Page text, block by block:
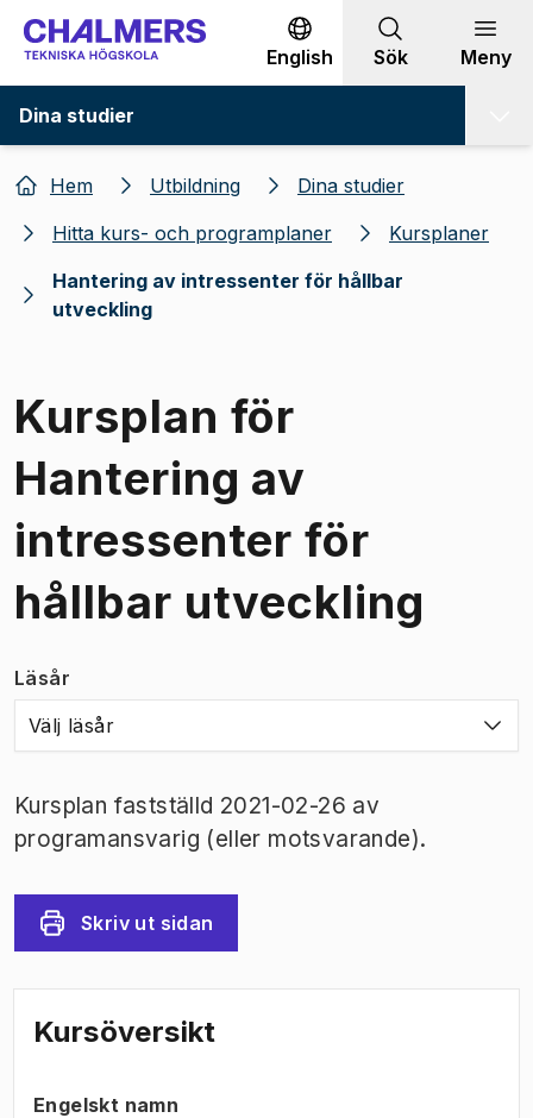
Gå till innehållet
English Sök Meny
Dina studier
Hem Utbildning
Dina studier
Hitta kurs- och programplaner
Kursplaner
Hantering av intressenter för hållbar
utveckling
Kursplan för
Hantering av
intressenter för
hållbar utveckling
Läsår
Välj läsår
Kursplan fastställd 2021-02-26 av
programansvarig (eller motsvarande).
Skriv ut sidan
Kursöversikt
Engelskt namn